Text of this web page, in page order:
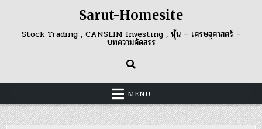
content
Sarut-Homesite
Stock Trading , CANSLIM Investing , หุ้น – เศรษฐศาสตร์ –
บทความคัดสรร
MENU